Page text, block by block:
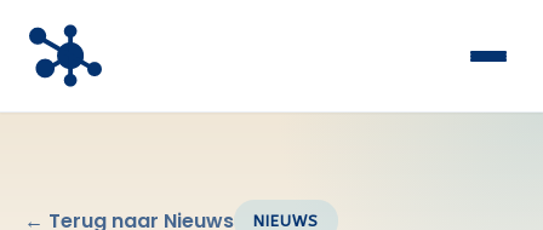
← Terug naar Nieuws NIEUWS